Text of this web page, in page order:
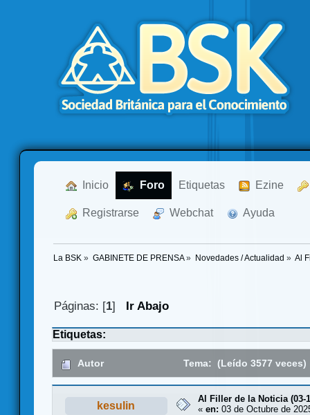
Inicio Foro Etiquetas Ezine
Registrarse Webchat Ayuda
La BSK » GABINETE DE PRENSA» Novedades / Actualidad » Al
Páginas: [1] Ir Abajo
Etiquetas:
Autor Tema: (Leído 3577 veces)
kesulin
Al Filler de la Noticia (03-
« en: 03 de Octubre de